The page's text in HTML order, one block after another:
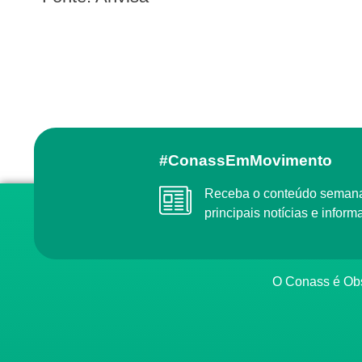
#ConassEmMovimento
Receba o conteúdo semanal do Conass com as
principais notícias e
O Conass é